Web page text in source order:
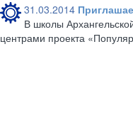
31.03.2014
В школы
центрами проекта